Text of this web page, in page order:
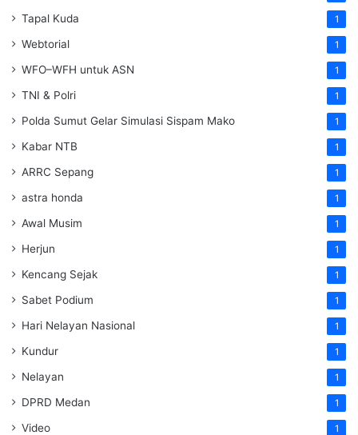
Tapal Kuda 1
Webtorial 1
WFO–WFH untuk ASN 1
TNI & Polri 1
Polda Sumut Gelar Simulasi Sispam Mako 1
Kabar NTB 1
ARRC Sepang 1
astra honda 1
Awal Musim 1
Herjun 1
Kencang Sejak 1
Sabet Podium 1
Hari Nelayan Nasional 1
Kundur 1
Nelayan 1
DPRD Medan 1
Video 1